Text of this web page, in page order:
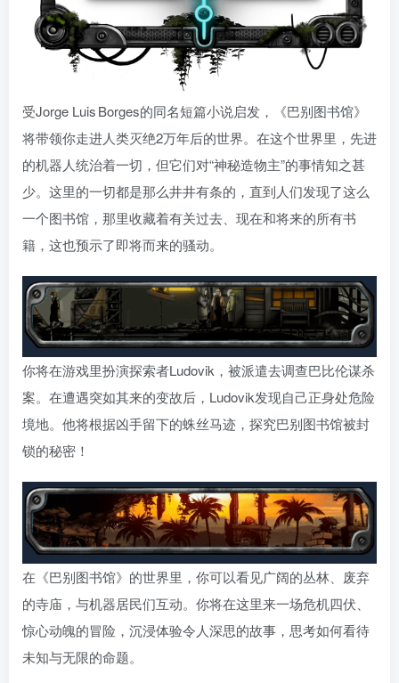
受Jorge Luis Borges的同名短篇小说启发，《巴别图书馆》
将带领你走进人类灭绝2万年后的世界。在这个世界里，先进
的机器人统治着一切，但它们对“神秘造物主”的事情知之甚
少。这里的一切都是那么井井有条的，直到人们发现了这么
一个图书馆，那里收藏着有关过去、现在和将来的所有书
籍，这也预示了即将而来的骚动。
你将在游戏里扮演探索者Ludovik，被派遣去调查巴比伦谋杀
案。在遭遇突如其来的变故后，Ludovik发现自己正身处危险
境地。他将根据凶手留下的蛛丝马迹，探究巴别图书馆被封
锁的秘密！
在《巴别图书馆》的世界里，你可以看见广阔的丛林、废弃
的寺庙，与机器居民们互动。你将在这里来一场危机四伏、
惊心动魄的冒险，沉浸体验令人深思的故事，思考如何看待
未知与无限的命题。